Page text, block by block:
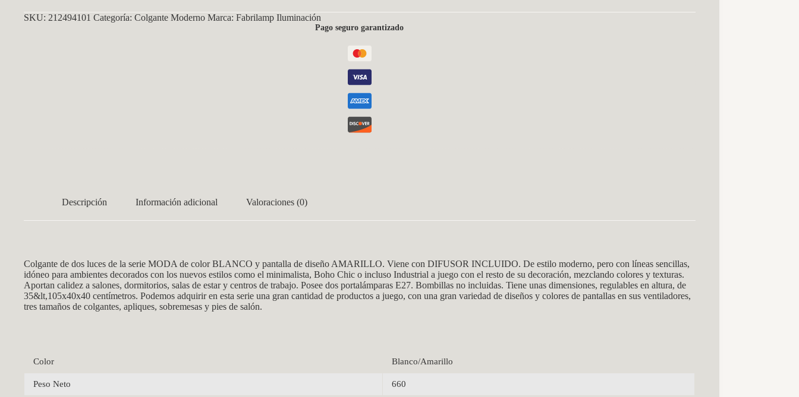
SKU: 212494101 Categoría: Colgante Moderno Marca: Fabrilamp Iluminación
Pago seguro garantizado
Descripción Información adicional Valoraciones (0)
Colgante de dos luces de la serie MODA de color BLANCO y pantalla de diseño AMARILLO. Viene con DIFUSOR INCLUIDO. De estilo moderno, pero con líneas sencillas,
idóneo para ambientes decorados con los nuevos estilos como el minimalista, Boho Chic o incluso Industrial a juego con el resto de su decoración, mezclando colores y texturas.
Aportan calidez a salones, dormitorios, salas de estar y centros de trabajo. Posee dos portalámparas E27. Bombillas no incluidas. Tiene unas dimensiones, regulables en altura, de
35&lt,105x40x40 centímetros. Podemos adquirir en esta serie una gran cantidad de productos a juego, con una gran variedad de diseños y colores de pantallas en sus ventiladores,
tres tamaños de colgantes, apliques, sobremesas y pies de salón.
Color Blanco/Amarillo
Peso Neto 660